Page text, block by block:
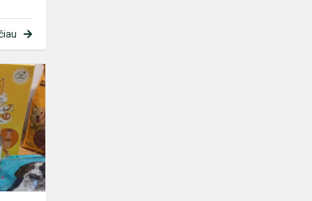
Paramos
akcija
gyvūnai"
augintiniams